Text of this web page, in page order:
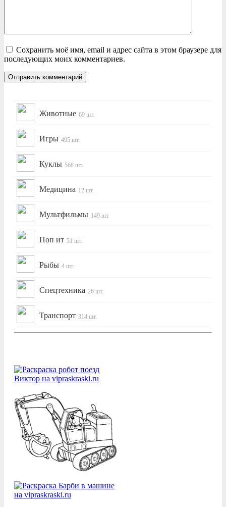
Сохранить моё имя, email и адрес сайта в этом браузере для
последующих моих комментариев.
Животные 69 шт.
Игры 495 шт.
Куклы 568 шт.
Медицина 12 шт.
Мультфильмы 149 шт.
Поп ит 51 шт.
Рыбы 4 шт.
Спецтехника 26 шт.
Транспорт 314 шт.